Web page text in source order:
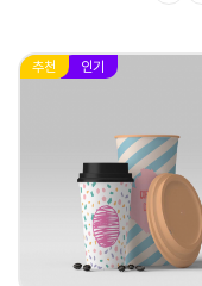
추천 인기